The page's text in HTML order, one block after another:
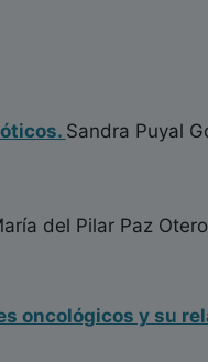
Sandra Puyal
del Pilar Paz Otero
oncológicos y su